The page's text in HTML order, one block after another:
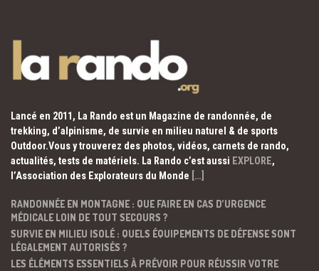
Lancé en 2011, La Rando est un Magazine de randonnée, de
trekking, d’alpinisme, de survie en milieu naturel & de sports
Outdoor.Vous y trouverez des photos, vidéos, carnets de rando,
actualités, tests de matériels. La Rando c’est aussi EXPLORE,
l’Association des Explorateurs du Monde […]
RANDONNÉE EN MONTAGNE : QUE FAIRE EN CAS D’URGENCE
MÉDICALE LOIN DE TOUT SECOURS ?
SURVIE EN MILIEU ISOLÉ : QUELS ÉQUIPEMENTS DE DÉFENSE SONT
LÉGALEMENT AUTORISÉS ?
LES ÉLÉMENTS ESSENTIELS À PRÉVOIR POUR RÉUSSIR VOTRE